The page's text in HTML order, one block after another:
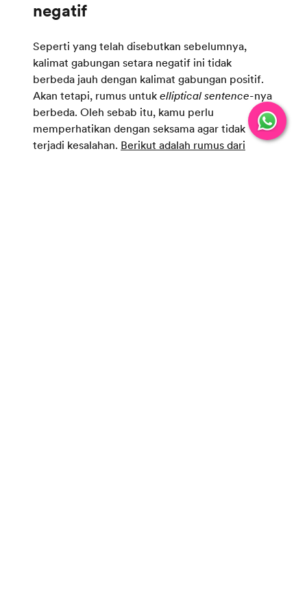
Seperti yang telah disebutkan sebelumnya,
kalimat gabungan setara negatif ini tidak
berbeda jauh dengan kalimat gabungan positif.
Akan tetapi, rumus untukelliptical sentence-nya
berbeda. Oleh sebab itu, kamu perlu
memperhatikan dengan seksama agar tidak
terjadi kesalahan. Berikut adalah rumus dari